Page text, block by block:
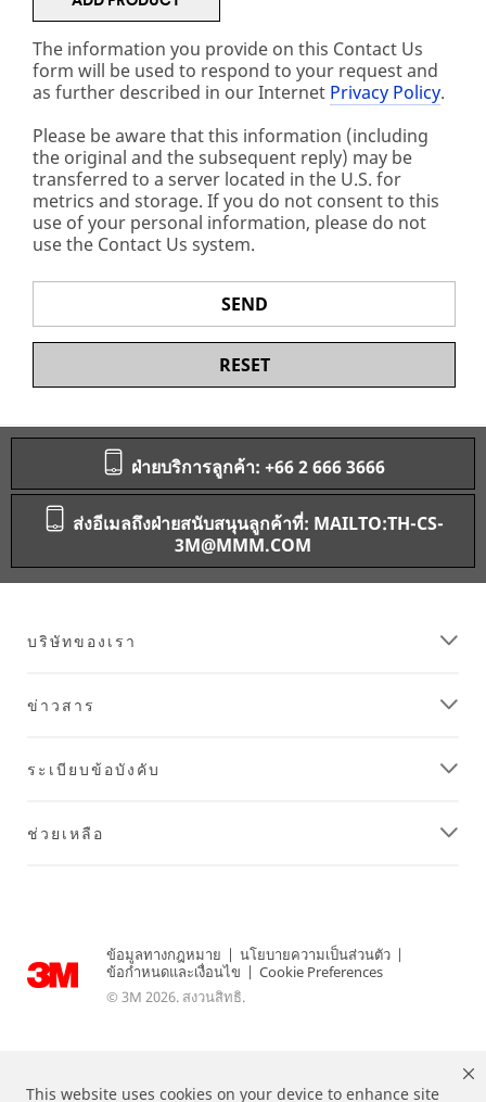
This website uses cookies on your device to enhance site
The information you provide on this Contact Us
form will be used to respond to your request and
as further described in our Internet Privacy Policy.
Please be aware that this information (including
the original and the subsequent reply) may be
transferred to a server located in the U.S. for
metrics and storage. If you do not consent to this
use of your personal information, please do not
use the Contact Us system.
SEND
RESET
ฝ่ายบริการลูกค้า: +66 2 666 3666
ส่งอีเมลถึงฝ่ายสนับสนุนลูกค้าที่: MAILTO:TH-CS-
3M@MMM.COM
บริษัทของเรา
ข่าวสาร
ระเบียบข้อบังคับ
ช่วยเหลือ
ข้อมูลทางกฎหมาย | นโยบายความเป็นส่วนตัว |
ข้อกำหนดและเงื่อนไข | Cookie Preferences
© 3M 2026. สงวนสิทธิ.